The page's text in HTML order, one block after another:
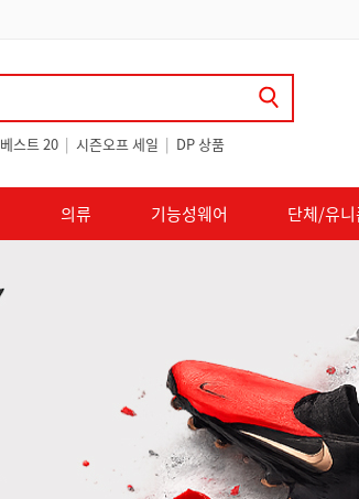
베스트 20 | 시즌오프 세일 | DP 상품
의류 기능성웨어 단체/유